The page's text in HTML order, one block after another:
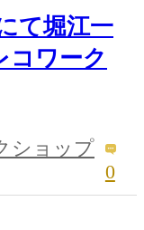
て堀江一
コワーク
ショップ
0